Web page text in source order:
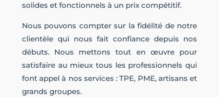
solides et fonctionnels à un prix compétitif.
Nous pouvons compter sur la fidélité de notre
clientèle qui nous fait confiance depuis nos
débuts. Nous mettons tout en œuvre pour
satisfaire au mieux tous les professionnels qui
font appel à nos services : TPE, PME, artisans et
grands groupes.